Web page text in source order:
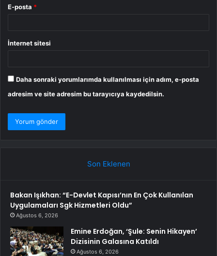
E-posta *
İnternet sitesi
Daha sonraki yorumlarımda kullanılması için adım, e-posta
adresim ve site adresim bu tarayıcıya kaydedilsin.
Son Eklenen
Bakan Işıkhan: “E-Devlet Kapısı’nın En Çok Kullanılan
Uygulamaları Sgk Hizmetleri Oldu”
Ağustos 6, 2026
Emine Erdoğan, ‘Şule: Senin Hikayen’
Dizisinin Galasına Katıldı
Ağustos 6, 2026